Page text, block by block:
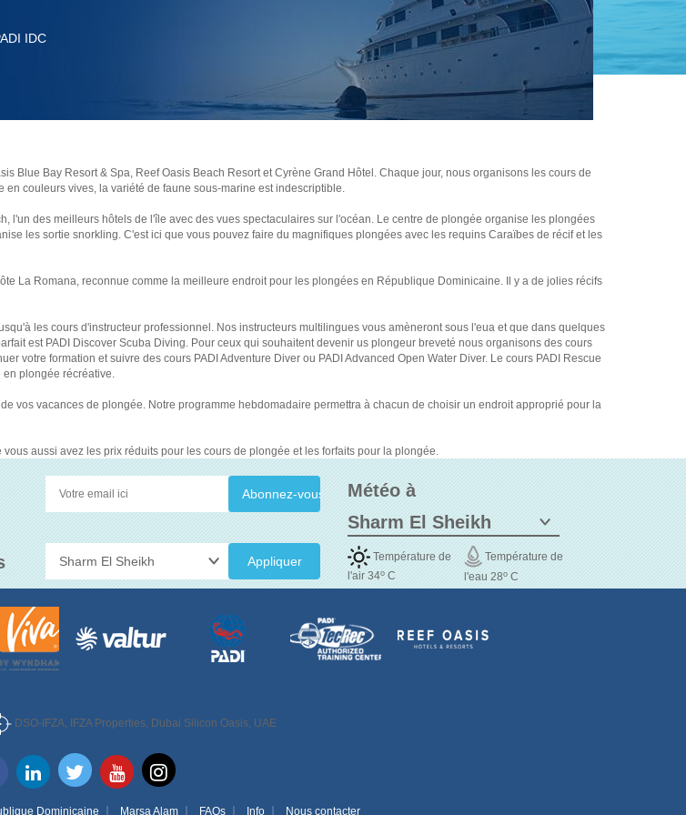
IDC
Blue Bay Resort & Spa, Reef Oasis Beach Resort et Cyrène Grand Hôtel. Chaque jour, nous organisons les cours de
couleurs vives, la variété de faune sous-marine est indescriptible.
l'un des meilleurs hôtels de l'île avec des vues spectaculaires sur l'océan. Le centre de plongée organise les plongées
les sortie snorkling. C'est ici que vous pouvez faire du magnifiques plongées avec les requins Caraïbes de récif et les
La Romana, reconnue comme la meilleure endroit pour les plongées en République Dominicaine. Il y a de jolies récifs
les cours d'instructeur professionnel. Nos instructeurs multilingues vous amèneront sous l'eua et que dans quelques
est PADI Discover Scuba Diving. Pour ceux qui souhaitent devenir us plongeur breveté nous organisons des cours
votre formation et suivre des cours PADI Adventure Diver ou PADI Advanced Open Water Diver. Le cours PADI Rescue
en plongée récréative.
vos vacances de plongée. Notre programme hebdomadaire permettra à chacun de choisir un endroit approprié pour la
aussi avez les prix réduits pour les cours de plongée et les forfaits pour la plongée.
Appliquer
Météo à
Température de
l'air 34o C
Température de
l'eau 28oC
DSO-IFZA, IFZA Properties, Dubai Silicon Oasis, UAE
Dominicaine Marsa Alam FAQs Info Nous contacter